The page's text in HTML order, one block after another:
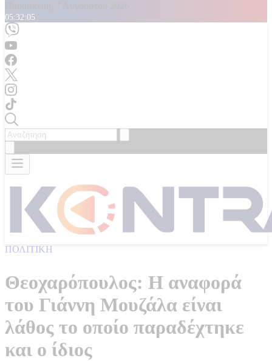
05:32:07
ΠΟΛΙΤΙΚΗ
Θεοχαρόπουλος: Η αναφορά
του Γιάννη Μουζάλα είναι
λάθος το οποίο παραδέχτηκε
και ο ίδιος